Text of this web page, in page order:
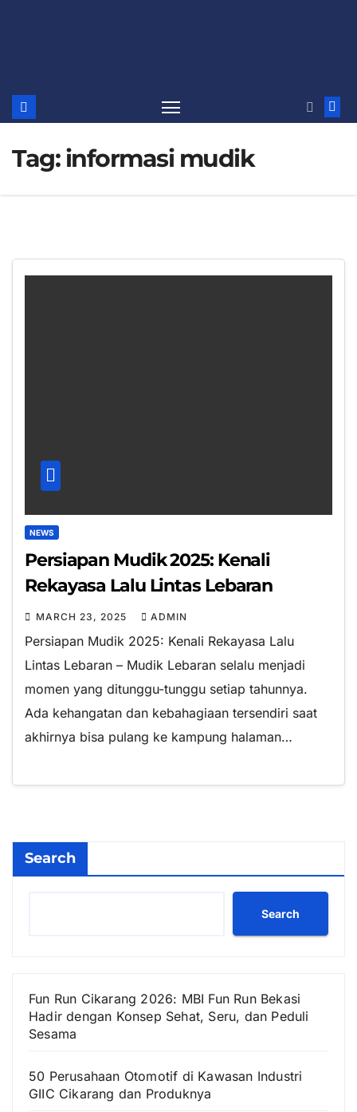
Tag:informasi mudik
NEWS
Persiapan Mudik 2025: Kenali
Rekayasa Lalu Lintas Lebaran
MARCH 23, 2025 ADMIN
Persiapan Mudik 2025: Kenali Rekayasa Lalu
Lintas Lebaran – Mudik Lebaran selalu menjadi
momen yang ditunggu-tunggu setiap tahunnya.
Ada kehangatan dan kebahagiaan tersendiri saat
akhirnya bisa pulang ke kampung halaman…
Search
Search
Fun Run Cikarang 2026: MBI Fun Run Bekasi
Hadir dengan Konsep Sehat, Seru, dan Peduli
Sesama
50 Perusahaan Otomotif di Kawasan Industri
GIIC Cikarang dan Produknya